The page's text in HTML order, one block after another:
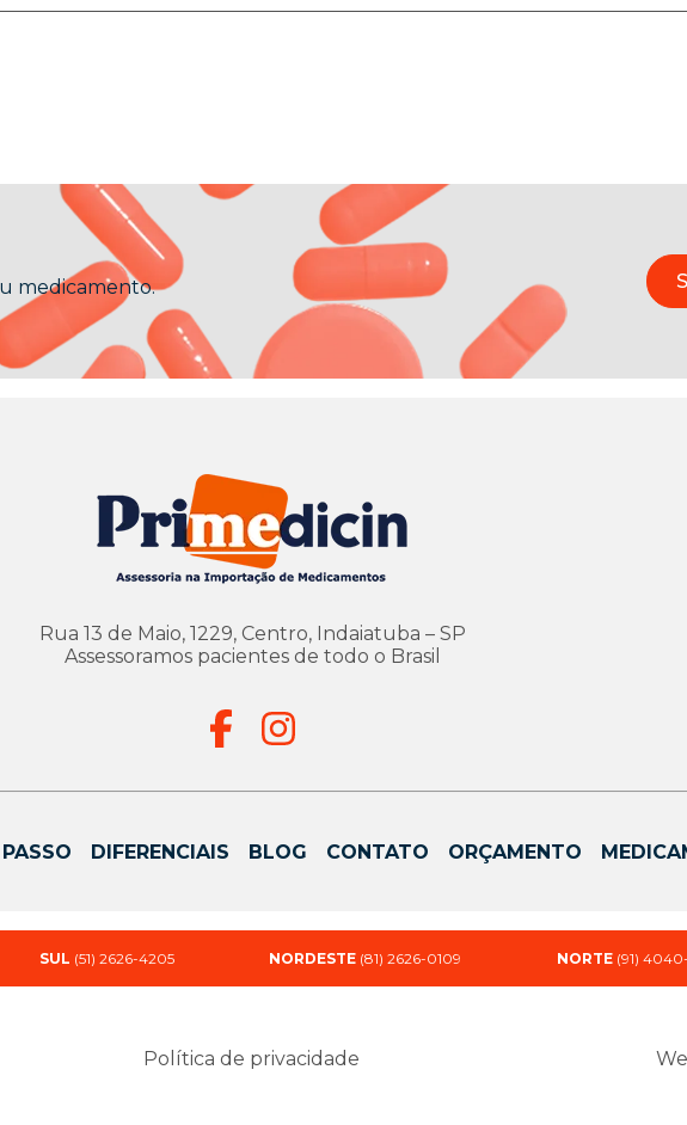
medicamento.
Rua 13 de Maio, 1229, Centro, Indaiatuba – SP
Assessoramos pacientes de todo o Brasil
DIFERENCIAIS BLOG CONTATO ORÇAMENTO
SUL (51) 2626-4205 NORDESTE (81) 2626-0109 NORTE (91)
Política de privacidade